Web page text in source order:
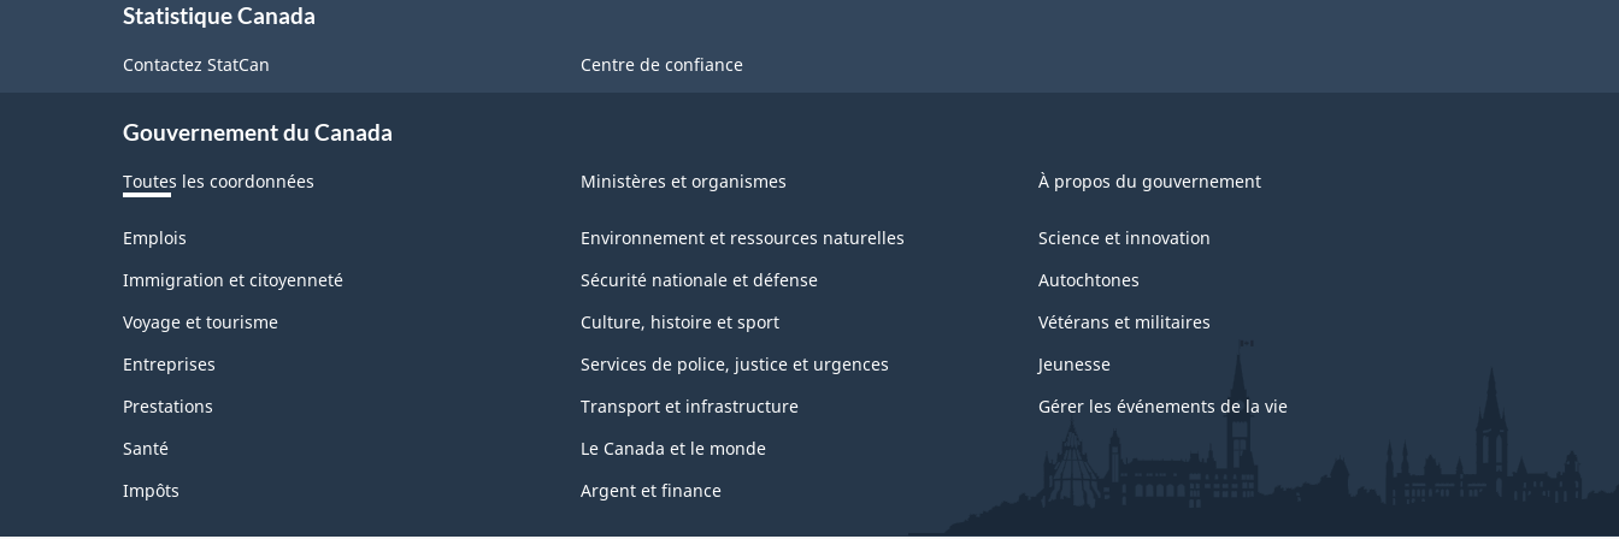
Statistique Canada
Contactez StatCan Centre de confiance
Gouvernement du Canada
Toutes les coordonnées Ministères et organismes À propos du gouvernement
Thèmes
sujets
Emplois
Immigration et citoyenneté
Voyage et tourisme
Entreprises
Prestations
Santé
Impôts
Environnement et ressources naturelles
Sécurité nationale et défense
Culture, histoire et sport
Services de police, justice et urgences
Transport et infrastructure
Le Canada et le monde
Argent et finance
Science et innovation
Autochtones
Vétérans et militaires
Jeunesse
Gérer les événements de la vie